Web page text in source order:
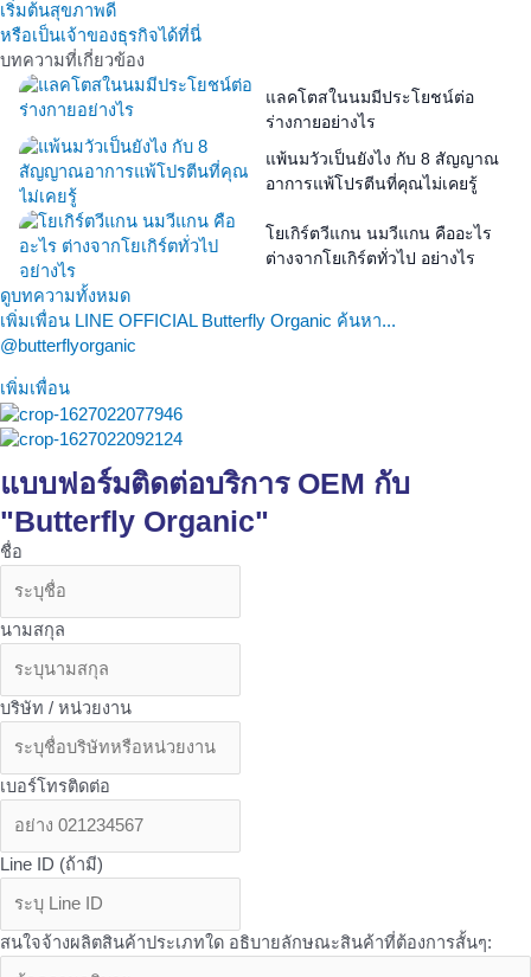
เริ่มต้นสุขภาพดี
หรือเป็นเจ้าของธุรกิจได้ที่นี่
บทความที่เกี่ยวข้อง
แลคโตสในนมมีประโยชน์ต่อ
ร่างกายอย่างไร
แพ้นมวัวเป็นยังไง กับ 8 สัญญาณ
อาการแพ้โปรตีนที่คุณไม่เคยรู้
โยเกิร์ตวีแกน นมวีแกน คืออะไร
ต่างจากโยเกิร์ตทั่วไป อย่างไร
ดูบทความทั้งหมด
เพิ่มเพื่อน LINE OFFICIAL Butterfly Organic ค้นหา...
@butterflyorganic
เพิ่มเพื่อน
แบบฟอร์มติดต่อบริการ OEM กับ
"Butterfly Organic"
ชื่อ
นามสกุล
บริษัท / หน่วยงาน
เบอร์โทรติดต่อ
Line ID (ถ้ามี)
สนใจจ้างผลิตสินค้าประเภทใด อธิบายลักษณะสินค้าที่ต้องการสั้นๆ: